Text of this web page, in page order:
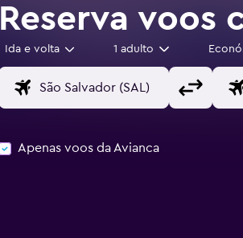
Reserva voos
Ida e volta 1 adulto
Apenas voos da Avianca